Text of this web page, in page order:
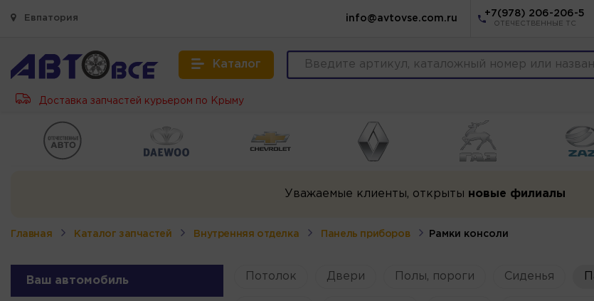
Евпатория info@avtovse.com.ru
+7(978) 206-206-5
ОТЕЧЕСТВЕННЫЕ ТС
Каталог
Доставка запчастей курьером по Крыму
Уважаемые клиенты, открыты новые филиалы
Главная Каталог запчастей Внутренняя отделка Панель приборов Рамки консоли
Ваш автомобиль Потолок Двери Полы, пороги Сиденья